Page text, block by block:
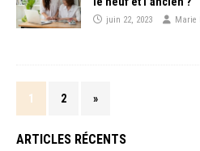
juin 22, 2023 Marie
1 2 »
ARTICLES RÉCENTS